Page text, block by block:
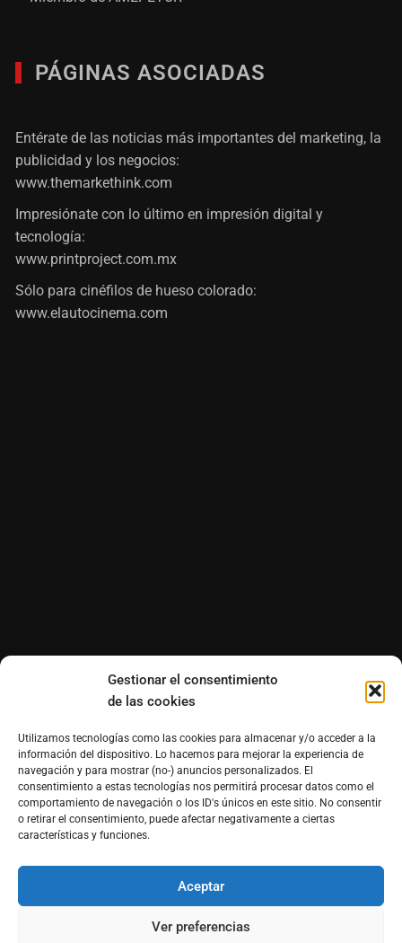
Gestionar el consentimiento
de las cookies
Utilizamos tecnologías como las cookies para almacenar y/o acceder a la
información del dispositivo. Lo hacemos para mejorar la experiencia de
navegación y para mostrar (no-) anuncios personalizados. El
consentimiento a estas tecnologías nos permitirá procesar datos como el
comportamiento de navegación o los ID's únicos en este sitio. No consentir
o retirar el consentimiento, puede afectar negativamente a ciertas
características y funciones.
Aceptar
Ver preferencias
PÁGINAS ASOCIADAS
Entérate de las noticias más importantes del marketing, la
publicidad y los negocios:
www.themarkethink.com
Impresiónate con lo último en impresión digital y
tecnología:
www.printproject.com.mx
Sólo para cinéfilos de hueso colorado:
www.elautocinema.com
®Derechos reservados de Morfosmedia Comunicaciones
prohibida la reproducción total o parcial WordPress